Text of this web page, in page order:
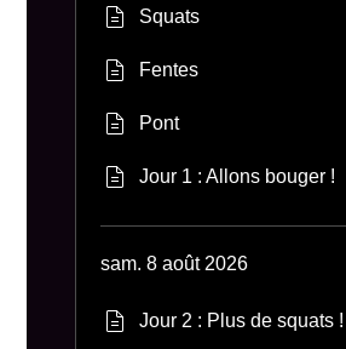
Squats
Fentes
Pont
Jour 1 : Allons bouger !
sam. 8 août 2026
Jour 2 : Plus de squats !